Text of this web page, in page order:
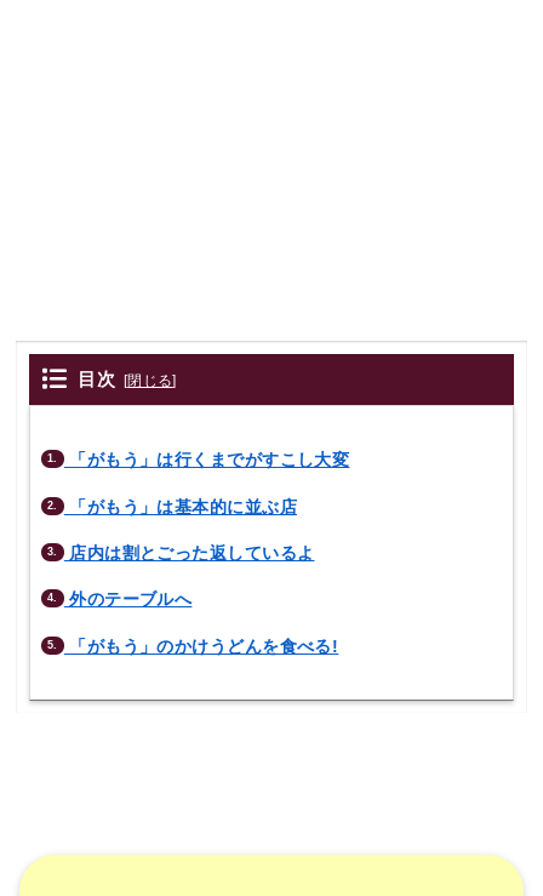
目次 [閉じる]
1. 「がもう」は行くまでがすこし大変
2. 「がもう」は基本的に並ぶ店
3. 店内は割とごった返しているよ
4. 外のテーブルへ
5. 「がもう」のかけうどんを食べる!